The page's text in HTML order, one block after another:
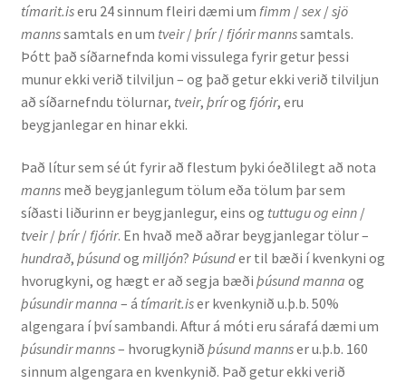
Orðhlutafræði
Samtímasetningafræði
Söguleg setningafræði
Hljóð og hljóðkerfi
Staða íslenskunnar
Ritverk og erindi
Bækur
tímarit.iseru 24 sinnum fleiri dæmi um fimm /sex /sjö
mannssamtals en um tveir/þrír/ fjórir mannssamtals.
Þótt það síðarnefnda komi vissulega fyrir getur þessi
munur ekki verið tilviljun – og það getur ekki verið tilviljun
að síðarnefndu tölurnar, tveir, þrírog fjórir, eru
beygjanlegar en hinar ekki.
Það lítur sem sé út fyrir að flestum þyki óeðlilegt að nota
manns með beygjanlegum tölum eða tölum þar sem
síðasti liðurinn er beygjanlegur, eins og tuttugu og einn/
tveir/þrír/fjórir. En hvað með aðrar beygjanlegar tölur –
hundrað, þúsundog milljón? Þúsunder til bæði í kvenkyni og
hvorugkyni, og hægt er að segja bæði þúsund manna og
þúsundir manna – á tímarit.iser kvenkynið u.þ.b. 50%
algengara í því sambandi. Aftur á móti eru sárafá dæmi um
þúsundir manns– hvorugkynið þúsund mannser u.þ.b. 160
sinnum algengara en kvenkynið. Það getur ekki verið